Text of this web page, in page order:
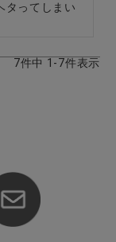
タってしまい
7件中 1 -7件表示